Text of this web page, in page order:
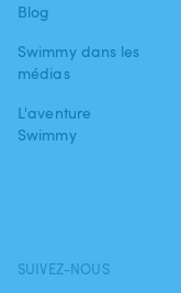
Blog
Swimmy dans les
médias
L'aventure
Swimmy
SUIVEZ-NOUS